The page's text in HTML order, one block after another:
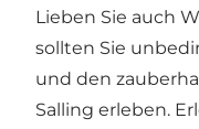
Lieben Sie auch
sollten Sie
und den
Salling erleben.